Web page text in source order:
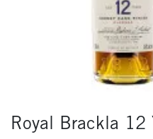
Royal Brackla 12